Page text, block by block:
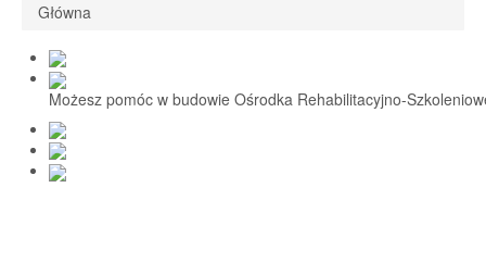
1,5% i darowizny
Nasi Beneficjenci
Ośrodek Reh-Szkol
Sprawozdania
Główna
Możesz pomóc w budowie Ośrodka Rehabilitacyjno-